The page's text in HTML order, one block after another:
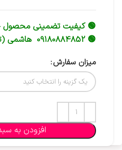
🟢 کیفیت تضمینی محصول –
🟢 09180884852 هاشمی (تماس/ پیام)
میزان سفارش
افزودن به